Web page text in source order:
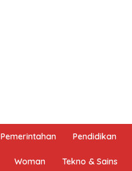
Pemerintahan Pendidikan
Woman Tekno & Sains